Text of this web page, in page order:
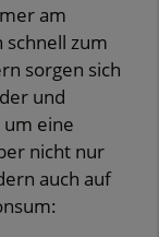
am
zum
sorgen sich
und
um eine
nicht nur
auch auf